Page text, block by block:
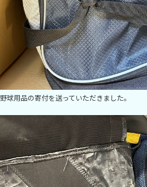
野球用品の寄付を送っていただきました。